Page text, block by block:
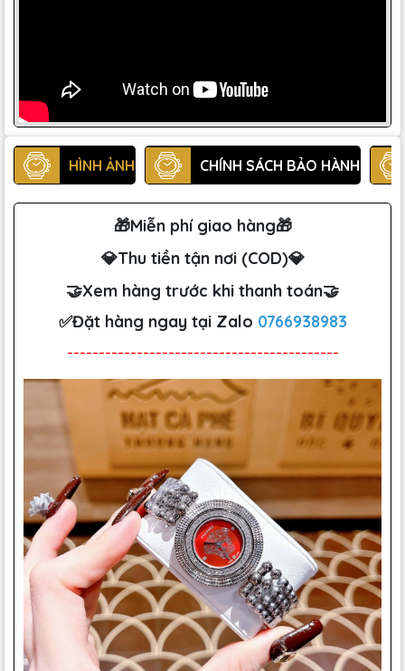
HÌNH ẢNH CHÍNH SÁCH BẢO HÀNH
🎁Miễn phí giao hàng🎁
💎Thu tiền tận nơi (COD)💎
🤝Xem hàng trước khi thanh toán🤝
✅Đặt hàng ngay tại Zalo 0766938983
-------------------------------------------